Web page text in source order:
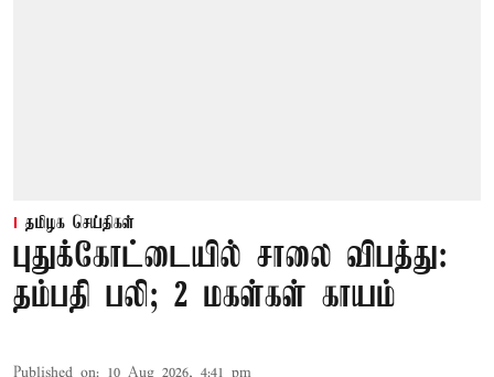
தமிழக செய்திகள்
புதுக்கோட்டையில் சாலை விபத்து:
தம்பதி பலி; 2 மகள்கள் காயம்
Published on: 10 Aug 2026, 4:41 pm